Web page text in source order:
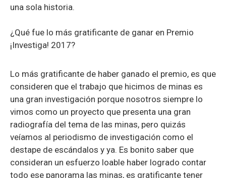
una sola historia.
¿Qué fue lo más gratificante de ganar en Premio
¡Investiga! 2017?
Lo más gratificante de haber ganado el premio, es que
consideren que el trabajo que hicimos de minas es
una gran investigación porque nosotros siempre lo
vimos como un proyecto que presenta una gran
radiografía del tema de las minas, pero quizás
veíamos al periodismo de investigación como el
destape de escándalos y ya. Es bonito saber que
consideran un esfuerzo loable haber logrado contar
todo ese panorama las minas, es gratificante tener